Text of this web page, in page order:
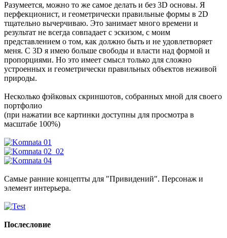
Разумеется, можно то же самое делать и без 3D основы. Я
перфекционист, и геометрически правильные формы в 2D
тщательно вычерчиваю. Это занимает много времени и
результат не всегда совпадает с эскизом, с моим
представлением о том, как должно быть и не удовлетворяет
меня. С 3D я имею больше свободы и власти над формой и
пропорциями. Но это имеет смысл только для сложно
устроенных и геометрически правильных объектов неживой
природы.
Несколько фэйковых скриншотов, собранных мной для своего
портфолио
(при нажатии все картинки доступны для просмотра в
масштабе 100%)
Самые ранние концепты для "Привидений". Персонаж и
элемент интерьера.
Послесловие